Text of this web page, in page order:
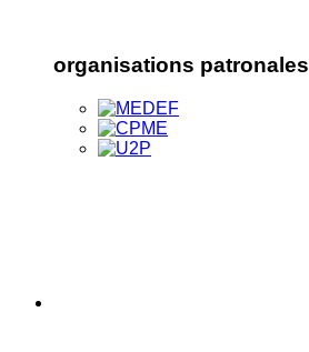
organisations patronales